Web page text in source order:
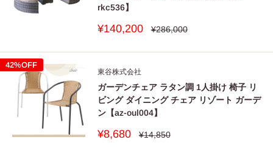
rkc536】
販
価
¥140,200
通
格
¥286,000
42%OFF
東谷株式会社
ガーデンチェア ラタン調 1人掛け 椅子 リ
ビング ダイニング チェア リゾート ガーデ
ン【az-oul004】
販
¥8,680
通
¥14,850